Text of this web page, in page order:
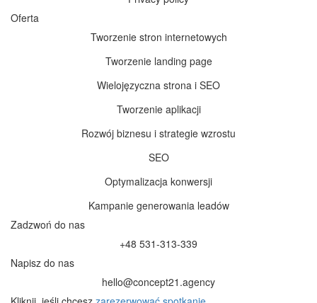
zarezerwować spotkanie
Nasze media społecznościowe: